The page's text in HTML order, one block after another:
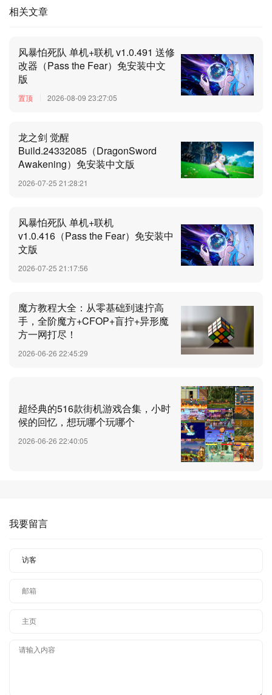
相关文章
风暴怕死队 单机+联机 v1.0.491 送修
改器（Pass the Fear）免安装中文
版
置顶 2026-08-09 23:27:05
龙之剑 觉醒
Build.24332085（DragonSword
Awakening）免安装中文版
2026-07-25 21:28:21
风暴怕死队 单机+联机
v1.0.416（Pass the Fear）免安装中
文版
2026-07-25 21:17:56
魔方教程大全：从零基础到速拧高
手，全阶魔方+CFOP+盲拧+异形魔
方一网打尽！
2026-06-26 22:45:29
超经典的516款街机游戏合集，小时
候的回忆，想玩哪个玩哪个
2026-06-26 22:40:05
我要留言